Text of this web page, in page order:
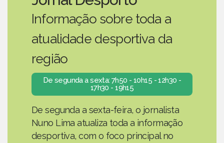
Informação sobre toda a
atualidade desportiva da
região
De segunda a sexta: 7h50 - 10h15 - 12h30 -
17h30 - 19h15
De segunda a sexta-feira, o jornalista
Nuno Lima atualiza toda a informação
desportiva, com o foco principal no